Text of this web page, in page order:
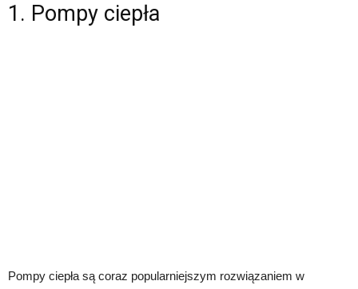
1. Pompy ciepła
Pompy ciepła są coraz popularniejszym rozwiązaniem w